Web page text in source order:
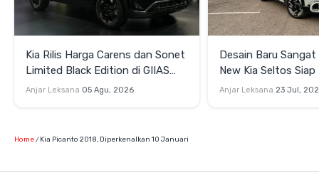
Kia Rilis Harga Carens dan Sonet
Limited Black Edition di GIIAS
2026
Anjar Leksana 05 Agu, 2026
Desain Baru
New Kia Seltos Siap
GIIAS 2026
Anjar Leksana 23 Jul,
Home Kia Picanto 2018, Diperkenalkan 10 Januari